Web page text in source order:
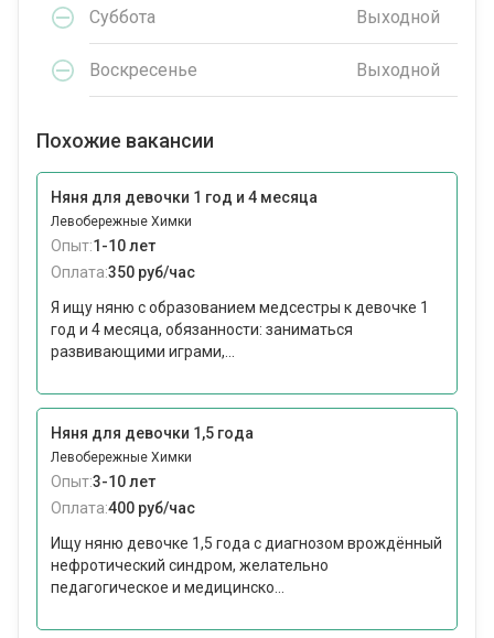
Суббота Выходной
Воскресенье Выходной
Похожие вакансии
Няня для девочки 1 год и 4 месяца
Левобережные Химки
Опыт:1-10 лет
Оплата:350 руб/час
Я ищу няню с образованием медсестры к девочке 1
год и 4 месяца, обязанности: заниматься
развивающими играми,...
Няня для девочки 1,5 года
Левобережные Химки
Опыт:3-10 лет
Оплата:400 руб/час
Ищу няню девочке 1,5 года с диагнозом врождённый
нефротический синдром, желательно
педагогическое и медицинско...